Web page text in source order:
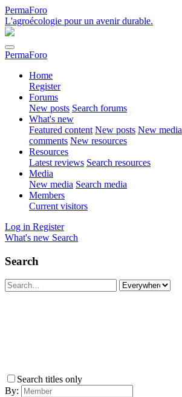
PermaForo
L'agroécologie pour un avenir durable.
PermaForo
Home
Register
Forums
New posts Search forums
What's new
Featured content New posts New media
comments New resources
Resources
Latest reviews Search resources
Media
New media Search media
Members
Current visitors
Log in Register
What's new Search
Search
Search titles only
By: